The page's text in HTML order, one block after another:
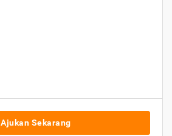
Ajukan Sekarang